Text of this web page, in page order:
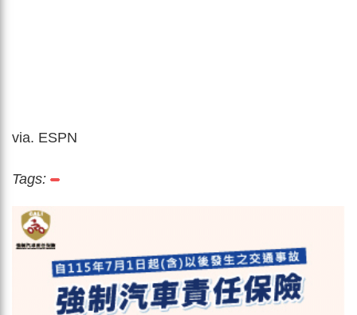
via. ESPN
Tags: